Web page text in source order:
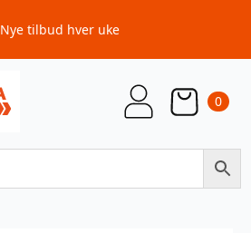
Nye tilbud hver uke
0